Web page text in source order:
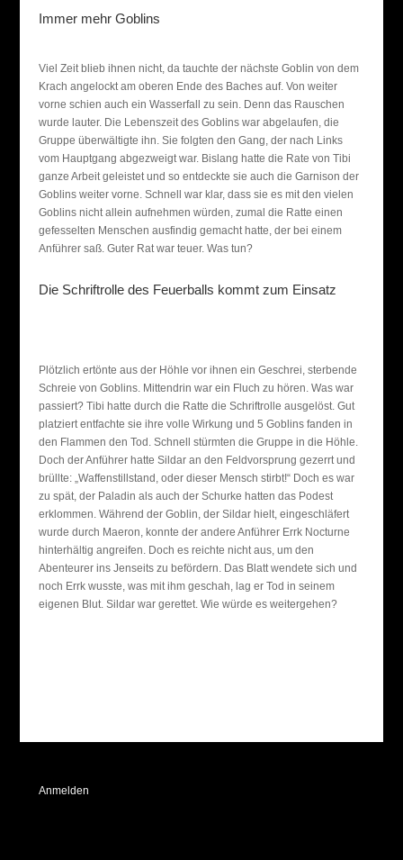
Immer mehr Goblins
Viel Zeit blieb ihnen nicht, da tauchte der nächste Goblin von dem
Krach angelockt am oberen Ende des Baches auf. Von weiter
vorne schien auch ein Wasserfall zu sein. Denn das Rauschen
wurde lauter. Die Lebenszeit des Goblins war abgelaufen, die
Gruppe überwältigte ihn. Sie folgten den Gang, der nach Links
vom Hauptgang abgezweigt war. Bislang hatte die Rate von Tibi
ganze Arbeit geleistet und so entdeckte sie auch die Garnison der
Goblins weiter vorne. Schnell war klar, dass sie es mit den vielen
Goblins nicht allein aufnehmen würden, zumal die Ratte einen
gefesselten Menschen ausfindig gemacht hatte, der bei einem
Anführer saß. Guter Rat war teuer. Was tun?
Die Schriftrolle des Feuerballs kommt zum Einsatz
Plötzlich ertönte aus der Höhle vor ihnen ein Geschrei, sterbende
Schreie von Goblins. Mittendrin war ein Fluch zu hören. Was war
passiert? Tibi hatte durch die Ratte die Schriftrolle ausgelöst. Gut
platziert entfachte sie ihre volle Wirkung und 5 Goblins fanden in
den Flammen den Tod. Schnell stürmten die Gruppe in die Höhle.
Doch der Anführer hatte Sildar an den Feldvorsprung gezerrt und
brüllte: „Waffenstillstand, oder dieser Mensch stirbt!“ Doch es war
zu spät, der Paladin als auch der Schurke hatten das Podest
erklommen. Während der Goblin, der Sildar hielt, eingeschläfert
wurde durch Maeron, konnte der andere Anführer Errk Nocturne
hinterhältig angreifen. Doch es reichte nicht aus, um den
Abenteurer ins Jenseits zu befördern. Das Blatt wendete sich und
noch Errk wusste, was mit ihm geschah, lag er Tod in seinem
eigenen Blut. Sildar war gerettet. Wie würde es weitergehen?
Anmelden